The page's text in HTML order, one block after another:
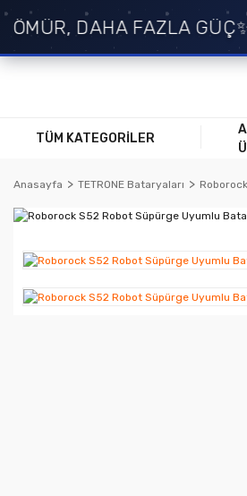
DAHA FAZLA GÜÇ✨
TÜM KATEGORİLER
Anasayfa TETRONE Bataryaları